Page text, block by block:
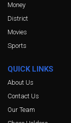
Money
District
Movies
Sports
QUICK LINKS
About Us
Contact Us
Our Team